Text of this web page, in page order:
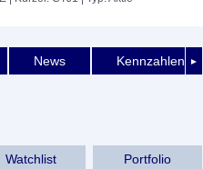
►
News Kennzahlen
Watchlist Portfolio